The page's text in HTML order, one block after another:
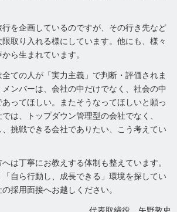
を企画しているのですが、その行き先など
取り入れる様にしています。他にも、様々
ら生まれています。
ての人が「実力主義」で判断・評価されま
ンバーは、会社の中だけでなく、社会の中
ってほしい。またそうなってほしいと願っ
は、トップダウン管理型の会社でなく、
挑戦できる会社でありたい、こう考えてい
は丁寧にお教えする体制も整えています。
「自ら行動し、成長できる」環境を探してい
採用面接へお越しください。
代表取締役 矢野敦史